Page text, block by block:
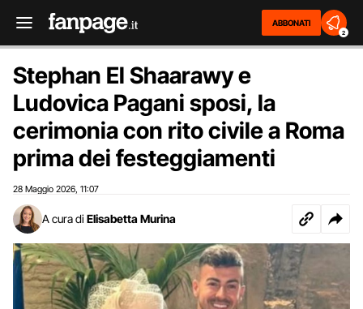
ABBONATI
2
Stephan El Shaarawy e
Ludovica Pagani sposi, la
cerimonia con rito civile a Roma
prima dei festeggiamenti
28 Maggio 2026 11:07
A cura di Elisabetta Murina